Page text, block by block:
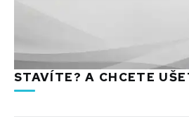
STAVÍTE? A CHCETE